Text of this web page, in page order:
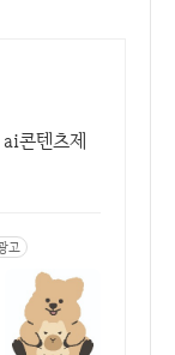
콘텐츠제
고